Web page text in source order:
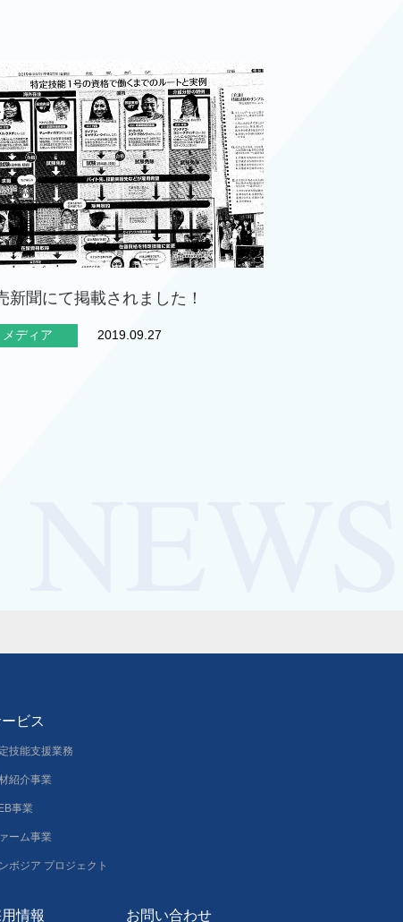
新聞にて掲載されました！
メディア 2019.09.27
ビス
技能支援業務
紹介事業
事業
ーム事業
ボジア プロジェクト
情報 お問い合わせ